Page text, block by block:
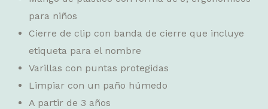
para niños
Cierre de clip con banda de cierre que incluye
etiqueta para el nombre
Varillas con puntas protegidas
Limpiar con un paño húmedo
A partir de 3 años